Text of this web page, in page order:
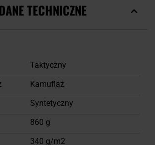
TECHNICZNE
Taktyczny
Kamuflaż
Syntetyczny
860 g
340 g/m2